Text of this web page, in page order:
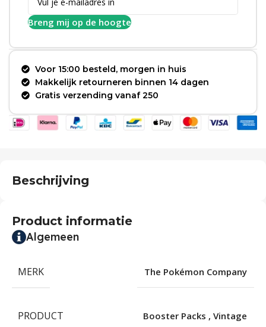
Breng mij op de hoogte
Voor 15:00 besteld, morgen in huis
Makkelijk retourneren binnen 14 dagen
Gratis verzending vanaf 250
Beschrijving
Product informatie
Algemeen
MERK The Pokémon Company
PRODUCT Booster Packs , Vintage